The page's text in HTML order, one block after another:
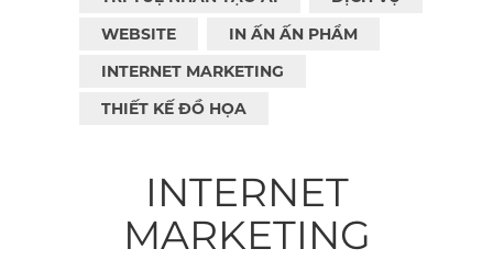
WEBSITE
IN ẤN ẤN PHẨM
INTERNET MARKETING
THIẾT KẾ ĐỒ HỌA
INTERNET
MARKETING